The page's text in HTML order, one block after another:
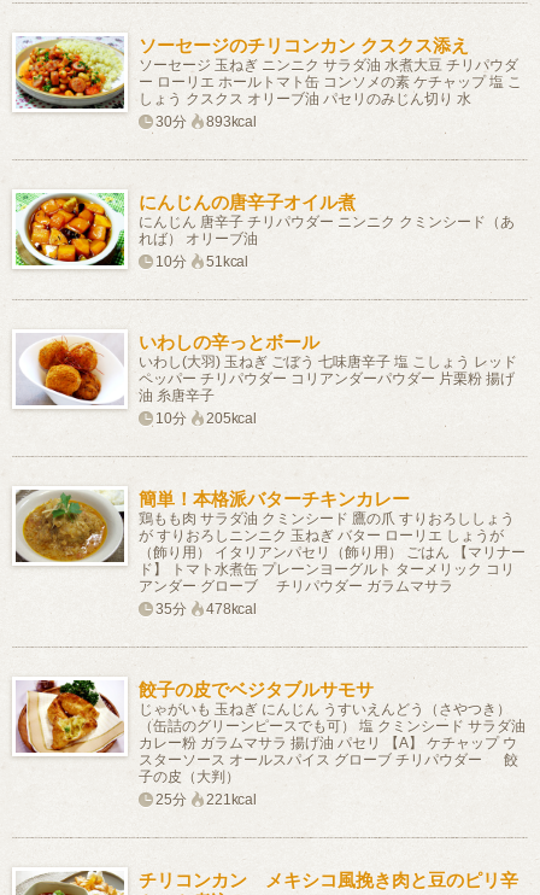
ソーセージのチリコンカン クスクス添え
ソーセージ 玉ねぎ ニンニク サラダ油 水煮大豆 チリパウダ
ー ローリエ ホールトマト缶 コンソメの素 ケチャップ 塩 こ
しょう クスクス オリーブ油 パセリのみじん切り 水
30分
893kcal
にんじんの唐辛子オイル煮
にんじん 唐辛子 チリパウダー ニンニク クミンシード（あ
れば） オリーブ油
10分
51kcal
いわしの辛っとボール
いわし(大羽) 玉ねぎ ごぼう 七味唐辛子 塩 こしょう レッド
ペッパー チリパウダー コリアンダーパウダー 片栗粉 揚げ
油 糸唐辛子
10分
205kcal
簡単！本格派バターチキンカレー
鶏もも肉 サラダ油 クミンシード 鷹の爪 すりおろししょう
が すりおろしニンニク 玉ねぎ バター ローリエ しょうが
（飾り用） イタリアンパセリ（飾り用） ごはん 【マリナー
ド】 トマト水煮缶 プレーンヨーグルト ターメリック コリ
アンダー グローブ チリパウダー ガラムマサラ
35分
478kcal
餃子の皮でベジタブルサモサ
じゃがいも 玉ねぎ にんじん うすいえんどう（さやつき）
（缶詰のグリーンピースでも可） 塩 クミンシード サラダ油
カレー粉 ガラムマサラ 揚げ油 パセリ 【A】 ケチャップ ウ
スターソース オールスパイス グローブ チリパウダー 餃
子の皮（大判）
25分
221kcal
チリコンカン メキシコ風挽き肉と豆のピリ辛